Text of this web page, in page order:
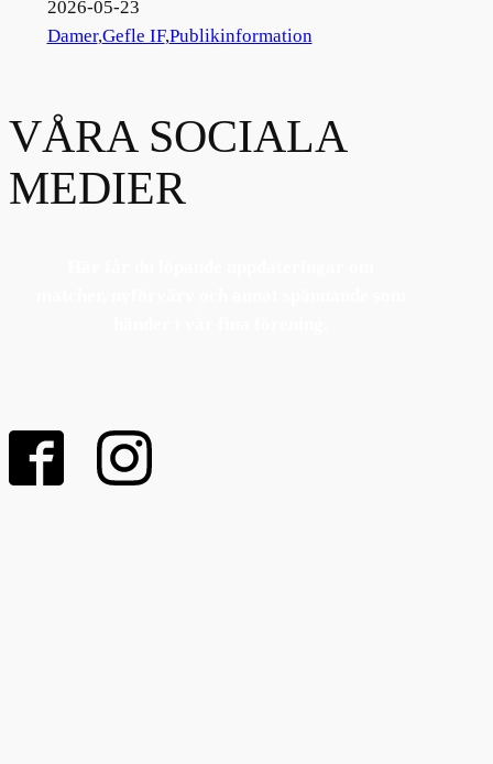
2026-05-23
Damer,Gefle IF,Publikinformation
VÅRA SOCIALA
MEDIER